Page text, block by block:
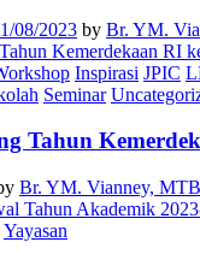
08/2023 by Br. YM.
Inspirasi JPIC
Seminar
Tahun
Br. YM. Vianney, MTB
Yayasan